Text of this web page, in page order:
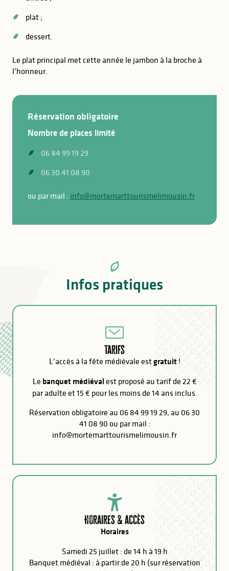
plat ;
dessert.
Le plat principal met cette année le jambon à la broche à
l’honneur.
Réservation obligatoire
Nombre de places limité
06 84 99 19 29
06 30 41 08 90
ou par mail : info@mortemarttourismelimousin.fr
Infos pratiques
Tarifs
L’accès à la fête médiévale estgratuit!
Le banquet médiéval est proposé au tarif de 22 €
par adulte et 15 € pour les moins de 14 ans inclus.
Réservation obligatoire au 06 84 99 19 29, au 06 30
41 08 90 ou par mail :
info@mortemarttourismelimousin.fr
Horaires & accès
Horaires
Samedi 25 juillet : de 14 h à 19 h
Banquet médiéval : à partir de 20 h (sur réservation